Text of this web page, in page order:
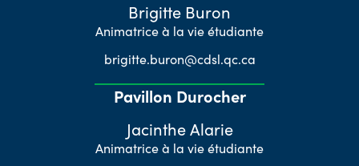
Brigitte Buron
Animatrice à la vie étudiante
brigitte.buron@cdsl.qc.ca
Pavillon Durocher
Jacinthe Alarie
Animatrice à la vie étudiante